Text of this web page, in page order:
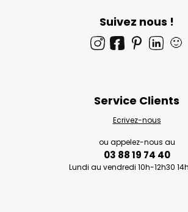
Suivez nous !
🙂
Service Clients
Ecrivez-nous
ou appelez-nous au
03 88 19 74 40
Lundi au vendredi 10h-12h30